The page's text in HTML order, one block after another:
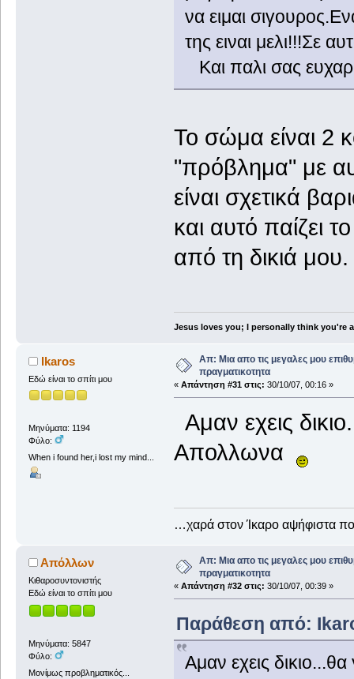
να ειμαι
της ειναι μελι!!!Σε
Και παλι σας
To σώμα είναι 2
"πρόβλημα" με
είναι σχετικά
και αυτό παίζει
από τη δικιά μου.
Jesus loves you; I personally think you're
Ikaros
Εδώ είναι το σπίτι μου
Μηνύματα: 1194
Φύλο:
When i found her,i lost my mind...
Απ: Μια απο τις μεγαλες μου
πραγματικοτητα
« Απάντηση #31 στις: 30/10/07, 00:16 »
Αμαν εχεις
Απολλωνα
…χαρά στον Ίκαρο αψήφιστα
Απόλλων
Κιθαροσυντονιστής
Εδώ είναι το σπίτι μου
Μηνύματα: 5847
Φύλο:
Μονίμως προβληματικός...
Απ: Μια απο τις μεγαλες μου
πραγματικοτητα
« Απάντηση #32 στις: 30/10/07, 00:39 »
Παράθεση από:
Αμαν εχεις